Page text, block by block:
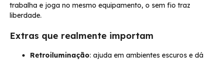
trabalha e joga no mesmo equipamento, o sem fio traz
liberdade.
Extras que realmente importam
Retroiluminação: ajuda em ambientes escuros e dá